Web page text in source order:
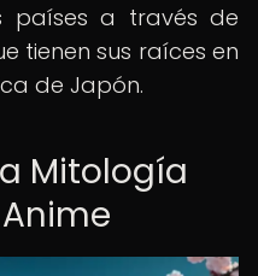
países a través de
tienen sus raíces en
de Japón.
Mitología